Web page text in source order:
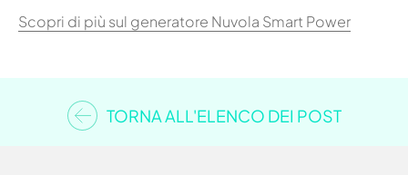
Scopri di più sul generatore Nuvola Smart Power
TORNA ALL'ELENCO DEI POST